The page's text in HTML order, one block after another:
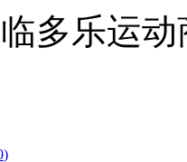
多乐运动
)